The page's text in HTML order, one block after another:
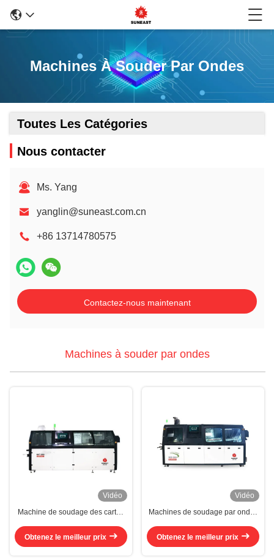
Machines À Souder Par Ondes
Toutes Les Catégories
Nous contacter
Ms. Yang
yanglin@suneast.com.cn
+86 13714780575
Contactez-nous maintenant
Machines à souder par ondes
Vidéo
Machine de soudage des cartes
Obtenez le meilleur prix
Vidéo
Machines de soudage par ondes
Obtenez le meilleur prix